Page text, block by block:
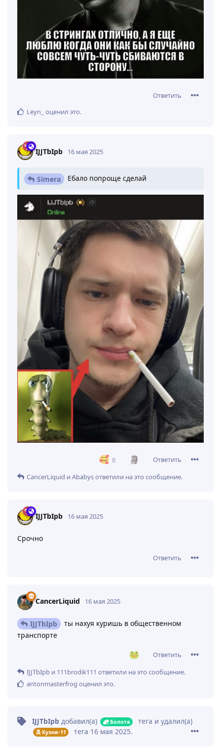
Ответить
Leyn_ оценил это.
IJJTbIpb 16 мая 2025
Simera Ебало попроще сделай
8
Ответить
CancerLiquid иAbabysответили на это сообщение.
IJJTbIpb 16 мая 2025
Срочно
Ответить
CancerLiquid 16 мая 2025
IJJTbIpb
ты нахуя куришь в общественном
транспорте
Ответить
IJJTbIpb и 111brodik111 ответили на это сообщение.
antonmasterfrog оценил это.
IJJTbIpb добавил(а) Болота тега и удалил(а)
Кузня-11 тега 16 мая 2025.